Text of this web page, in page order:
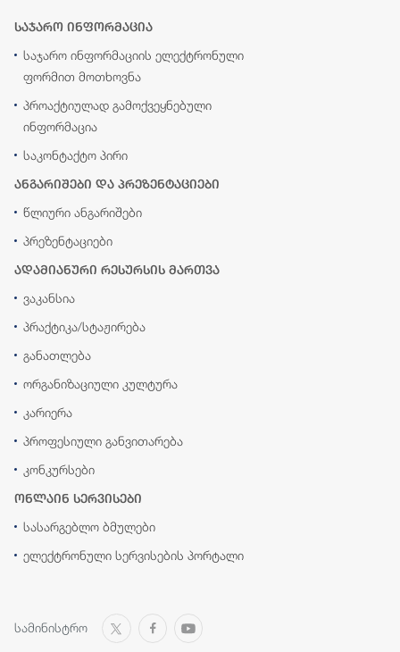
საჯარო ინფორმაცია
საჯარო ინფორმაციის ელექტრონული
ფორმით მოთხოვნა
პროაქტიულად გამოქვეყნებული
ინფორმაცია
საკონტაქტო პირი
ანგარიშები და პრეზენტაციები
წლიური ანგარიშები
პრეზენტაციები
ადამიანური რესურსის მართვა
ვაკანსია
პრაქტიკა/სტაჟირება
განათლება
ორგანიზაციული კულტურა
კარიერა
პროფესიული განვითარება
კონკურსები
ონლაინ სერვისები
სასარგებლო ბმულები
ელექტრონული სერვისების პორტალი
სამინისტრო